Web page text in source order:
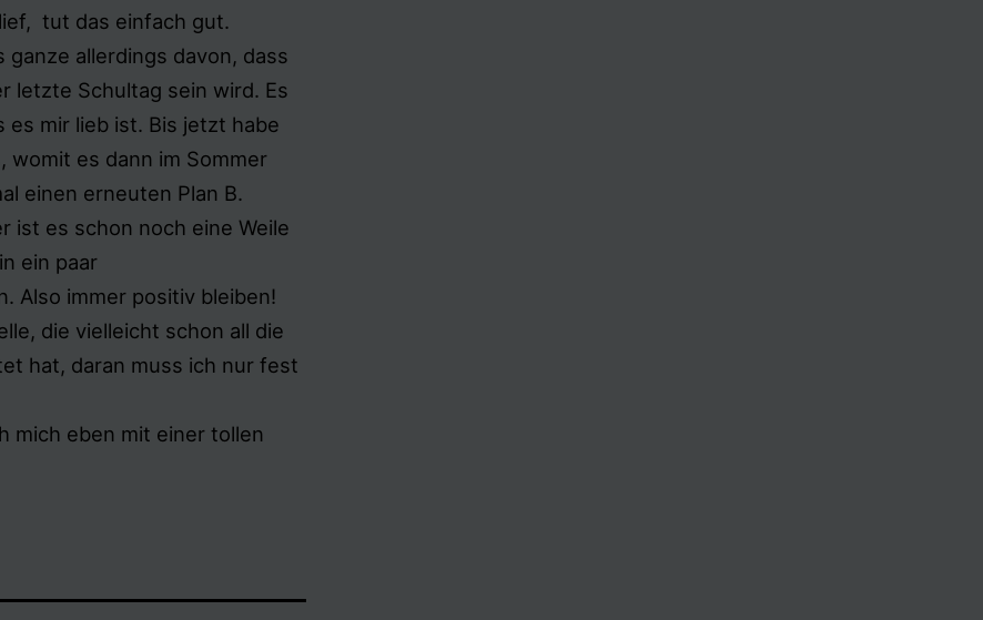
tut das einfach gut.
allerdings davon, dass
letzte Schultag sein wird. Es
es mir lieb ist. Bis jetzt habe
womit es dann im Sommer
einen erneuten Plan B.
ist es schon noch eine Weile
ein paar
Also immer positiv bleiben!
die vielleicht schon all die
hat, daran muss ich nur fest
mich eben mit einer tollen